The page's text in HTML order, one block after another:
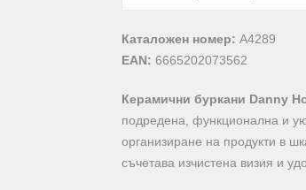
Каталожен номер: A4289
EAN: 6665202073562
Керамични буркани Danny
подредена, функционална и
организиране на продукти в
съчетава изчистена визия и